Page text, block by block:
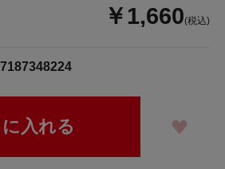
￥1,660(税込)